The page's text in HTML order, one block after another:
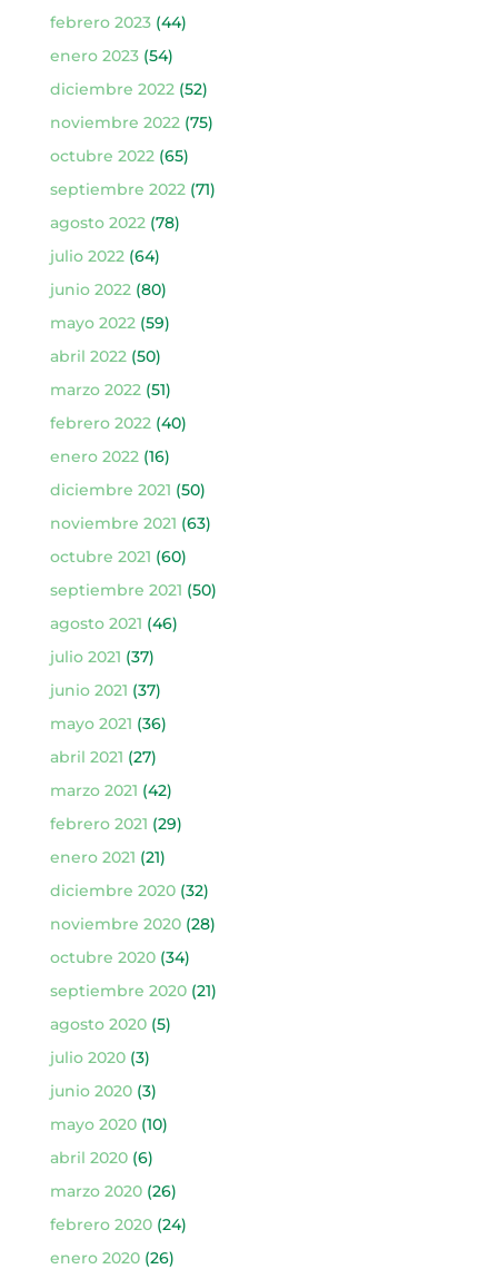
febrero 2023(44)
enero 2023(54)
diciembre 2022(52)
noviembre 2022(75)
octubre 2022(65)
septiembre 2022(71)
agosto 2022(78)
julio 2022(64)
junio 2022(80)
mayo 2022(59)
abril 2022(50)
marzo 2022(51)
febrero 2022(40)
enero 2022(16)
diciembre 2021 (50)
noviembre 2021 (63)
octubre 2021 (60)
septiembre 2021 (50)
agosto 2021 (46)
julio 2021 (37)
junio 2021 (37)
mayo 2021 (36)
abril 2021 (27)
marzo 2021 (42)
febrero 2021 (29)
enero 2021 (21)
diciembre 2020(32)
noviembre 2020(28)
octubre 2020(34)
septiembre 2020(21)
agosto 2020(5)
julio 2020(3)
junio 2020(3)
mayo 2020(10)
abril 2020(6)
marzo 2020(26)
febrero 2020(24)
enero 2020(26)